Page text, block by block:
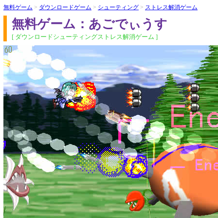
無料ゲーム > ダウンロードゲーム > シューティング > ストレス解消ゲーム
無料ゲーム：あごでぃうす
[ ダウンロードシューティングストレス解消ゲーム ]